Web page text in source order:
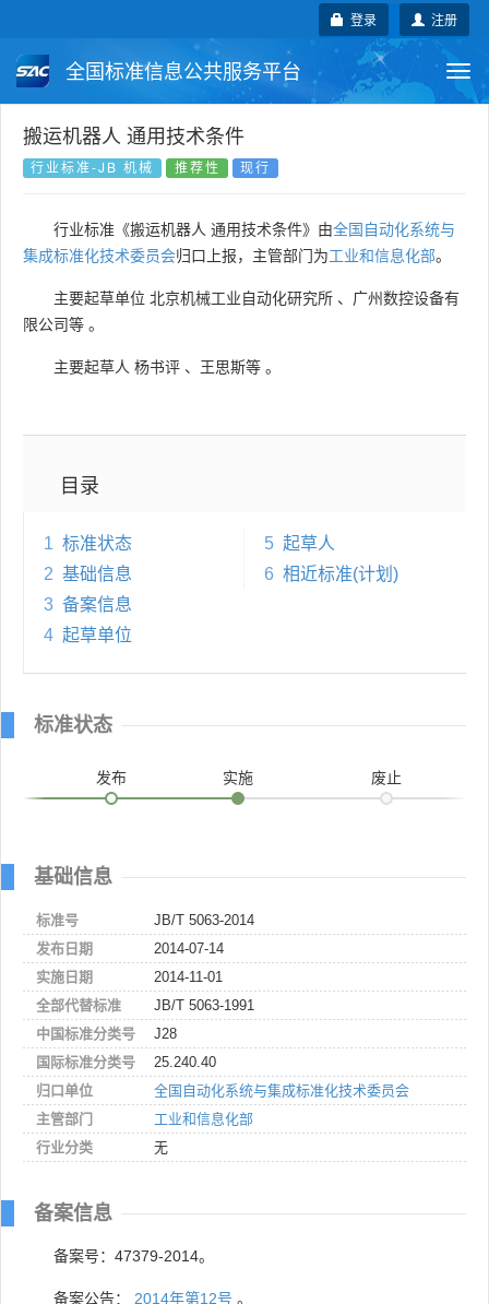
注册
登录
全国标准信息公共服务平台
国家标准 行业标准
国外标准 技术委员会
搬运机器人 通用技术条件
行业标准-JB 机械 推荐性 现行
行业标准《搬运机器人 通用技术条件》由全国自动化系统与
集成标准化技术委员会归口上报，主管部门为工业和信息化部。
主要起草单位 北京机械工业自动化研究所 、 广州数控设备有
限公司等 。
主要起草人 杨书评 、 王思斯等 。
目录
1 标准状态
2 基础信息
3 备案信息
4 起草单位
5 起草人
6 相近标准(计划)
标准状态
发布 实施 废止
基础信息
标准号
JB/T 5063-2014
发布日期
2014-07-14
实施日期
2014-11-01
全部代替标准
JB/T 5063-1991
中国标准分类号
J28
国际标准分类号
25.240.40
归口单位
全国自动化系统与集成标准化技术委员会
主管部门
工业和信息化部
行业分类
无
备案信息
备案号：47379-2014。
备案公告： 2014年第12号 。